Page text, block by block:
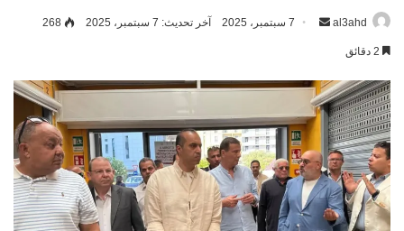
al3ahd
أرسل 7 سبتمبر، 2025 آخر تحديث: 7 سبتمبر، 2025 268